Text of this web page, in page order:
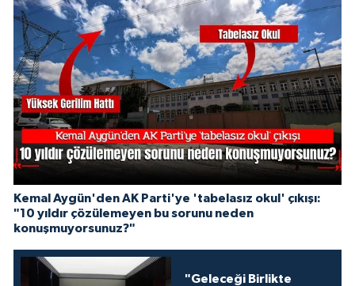
Kemal Aygün'den AK Parti'ye 'tabelasız okul' çıkışı:
"10 yıldır çözülemeyen bu sorunu neden
konuşmuyorsunuz?"
"Geleceği Birlikte